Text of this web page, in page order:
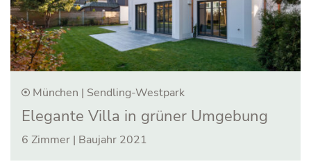
München | Sendling-Westpark
Elegante Villa in grüner Umgebung
6 Zimmer | Baujahr 2021